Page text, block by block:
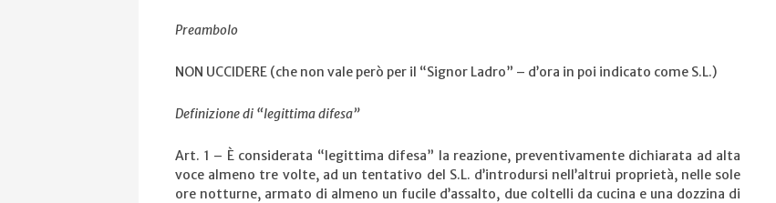
Preambolo
NON UCCIDERE (che non vale però per il “Signor Ladro” – d’ora in poi indicato come S.L.)
Definizione di “legittima difesa”
Art. 1 – È considerata “legittima difesa” la reazione, preventivamente dichiarata ad alta
voce almeno tre volte, ad un tentativo del S.L. d’introdursi nell’altrui proprietà, nelle sole
ore notturne, armato di almeno un fucile d’assalto, due coltelli da cucina e una dozzina di